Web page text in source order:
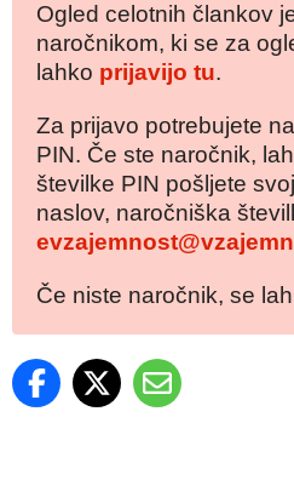
Ogled celotnih člankov
naročnikom, ki se za
lahko prijavijo tu.
Za prijavo potrebujete
PIN. Če ste naročnik,
številke PIN pošljete
naslov, naročniška
Če niste naročnik, se